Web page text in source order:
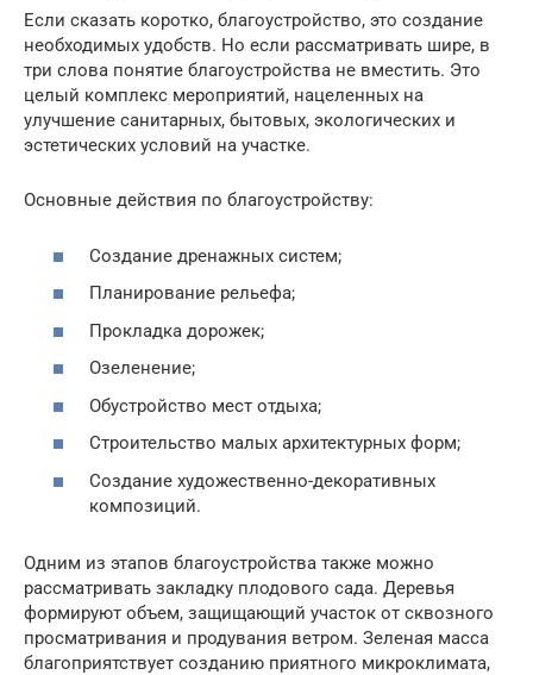
Если сказать коротко, благоустройство, это создание
необходимых удобств. Но если рассматривать шире, в
три слова понятие благоустройства не вместить. Это
целый комплекс мероприятий, нацеленных на
улучшение санитарных, бытовых, экологических и
эстетических условий на участке.
Основные действия по благоустройству:
Создание дренажных систем;
Планирование рельефа;
Прокладка дорожек;
Озеленение;
Обустройство мест отдыха;
Строительство малых архитектурных форм;
Создание художественно-декоративных
композиций.
Одним из этапов благоустройства также можно
рассматривать закладку плодового сада. Деревья
формируют объем, защищающий участок от сквозного
просматривания и продувания ветром. Зеленая масса
благоприятствует созданию приятного микроклимата,